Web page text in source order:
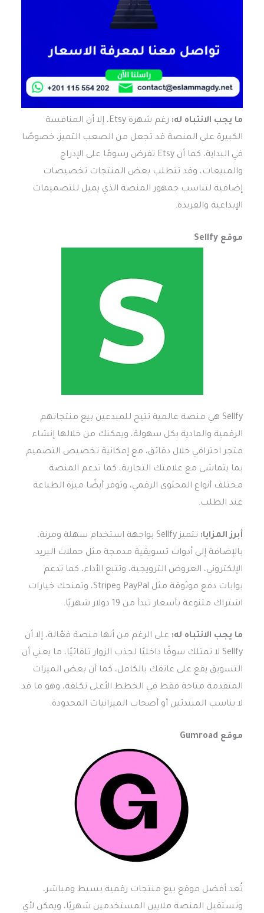
ما يجب الانتباه له:
رغم شهرة Etsy، إلا أن المنافسة
الكبيرة على المنصة قد تجعل من الصعب التميز، خصوصًا
في البداية، كما أن Etsy تفرض رسومًا على الإدراج
والمبيعات، وقد تتطلب بعض المنتجات تخصيصات
إضافية لتناسب جمهور المنصة الذي يميل للتصميمات
الإبداعية والفريدة.
موقع Sellfy
Sellfy هي منصة عالمية تتيح للمبدعين بيع منتجاتهم
الرقمية والمادية بكل سهولة، ويمكنك من خلالها إنشاء
متجر احترافي خلال دقائق، مع إمكانية تخصيص التصميم
بما يتماشى مع علامتك التجارية، كما تدعم المنصة
مختلف أنواع المحتوى الرقمي، وتوفر أيضًا ميزة الطباعة
عند الطلب.
أبرز المزايا:
تتميز Sellfy بواجهة استخدام سهلة ومرنة،
بالإضافة إلى أدوات تسويقية مدمجة مثل حملات البريد
الإلكتروني، العروض الترويجية، وتتبع الأداء، كما تدعم
بوابات دفع موثوقة مثل PayPal وStripe، وتمنحك خيارات
اشتراك متنوعة بأسعار تبدأ من 19 دولار شهريًا.
ما يجب الانتباه له: على الرغم من أنها منصة فعّالة، إلا أن
Sellfy لا تمتلك سوقًا داخليًا لجذب الزوار تلقائيًا، ما يعني أن
التسويق يقع على عاتقك بالكامل، كما أن بعض الميزات
المتقدمة متاحة فقط في الخطط الأعلى تكلفة، وهو ما قد
لا يناسب المبتدئين أو أصحاب الميزانيات المحدودة.
موقع Gumroad
تُعد أفضل موقع بيع منتجات رقمية بسيط ومباشر،
وتستقبل المنصة ملايين المستخدمين شهريًا، ويمكن لأي